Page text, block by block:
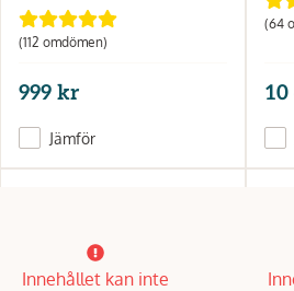
(112 omdömen)
999 kr
Jämför
(64
Innehållet kan inte